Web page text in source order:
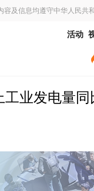
及信息均遵守中华人民共
活动
业发电量